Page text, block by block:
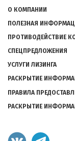
О КОМПАНИИ
ПОЛЕЗНАЯ
ПРОТИВОДЕЙСТВИЕ
СПЕЦПРЕДЛОЖЕНИЯ
УСЛУГИ ЛИЗИНГА
РАСКРЫТИЕ
ПРАВИЛА
РАСКРЫТИЕ